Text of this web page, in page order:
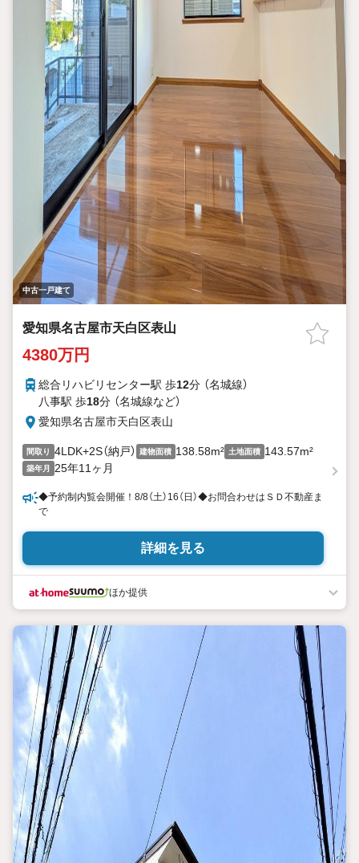
中古一戸建て
愛知県名古屋市天白区表山
4380万円
総合リハビリセンター駅 歩12分 （名城線）
八事駅 歩18分 （名城線など）
愛知県名古屋市天白区表山
間取り 4LDK+2S（納戸） 建物面積 138.58m² 土地面積 143.57m²
築年月 25年11ヶ月
◆予約制内覧会開催！8/8（土）16（日）◆お問合わせはＳＤ不動産ま
で
詳細を見る
ほか提供